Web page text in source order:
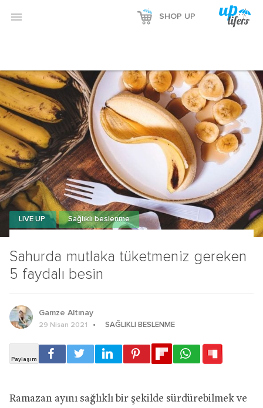
 SHOP UP
Sahurda mutlaka tüketmeniz gereken
5 faydalı besin
LIVE UP Sağlıklı beslenme
Gamze Altınay
29 Nisan 2021 SAĞLIKLI BESLENME
Ramazan ayını sağlıklı bir şekilde sürdürebilmek ve